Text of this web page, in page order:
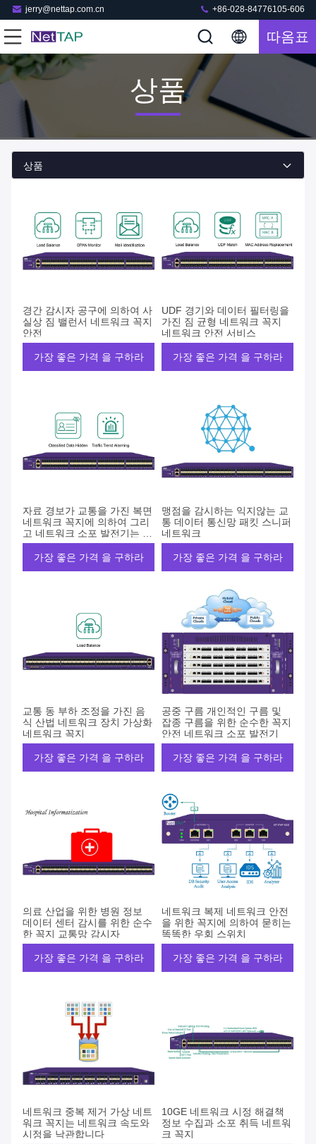
jerry@nettap.com.cn +86-028-84776105-606
따옴표
상품
상품
경간 감시자 공구에 의하여 사
실상 짐 밸런서 네트워크 꼭지
안전
가장 좋은 가격 을 구하라
UDF 경기와 데이터 필터링을
가진 짐 균형 네트워크 꼭지
네트워크 안전 서비스
가장 좋은 가격 을 구하라
자료 경보가 교통을 가진 복면
네트워크 꼭지에 의하여 그리
고 네트워크 소포 발전기는 기
웁니다
가장 좋은 가격 을 구하라
맹점을 감시하는 익지않는 교
통 데이터 통신망 패킷 스니퍼
네트워크
가장 좋은 가격 을 구하라
교통 동 부하 조정을 가진 음
식 산법 네트워크 장치 가상화
네트워크 꼭지
가장 좋은 가격 을 구하라
공중 구름 개인적인 구름 및
잡종 구름을 위한 순수한 꼭지
안전 네트워크 소포 발전기
가장 좋은 가격 을 구하라
의료 산업을 위한 병원 정보
데이터 센터 감시를 위한 순수
한 꼭지 교통망 감시자
가장 좋은 가격 을 구하라
네트워크 복제 네트워크 안전
을 위한 꼭지에 의하여 묻히는
똑똑한 우회 스위치
가장 좋은 가격 을 구하라
네트워크 중복 제거 가상 네트
워크 꼭지는 네트워크 속도와
시정을 낙관합니다
10GE 네트워크 시정 해결책
정보 수집과 소포 취득 네트워
크 꼭지